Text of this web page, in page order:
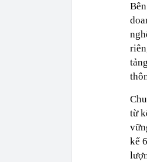
từ
kế